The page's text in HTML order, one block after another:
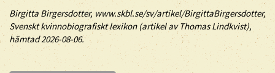
Birgitta Birgersdotter, www.skbl.se/sv/artikel/BirgittaBirgersdotter,
Svenskt kvinnobiografiskt lexikon (artikel avThomas Lindkvist),
hämtad 2026-08-06.